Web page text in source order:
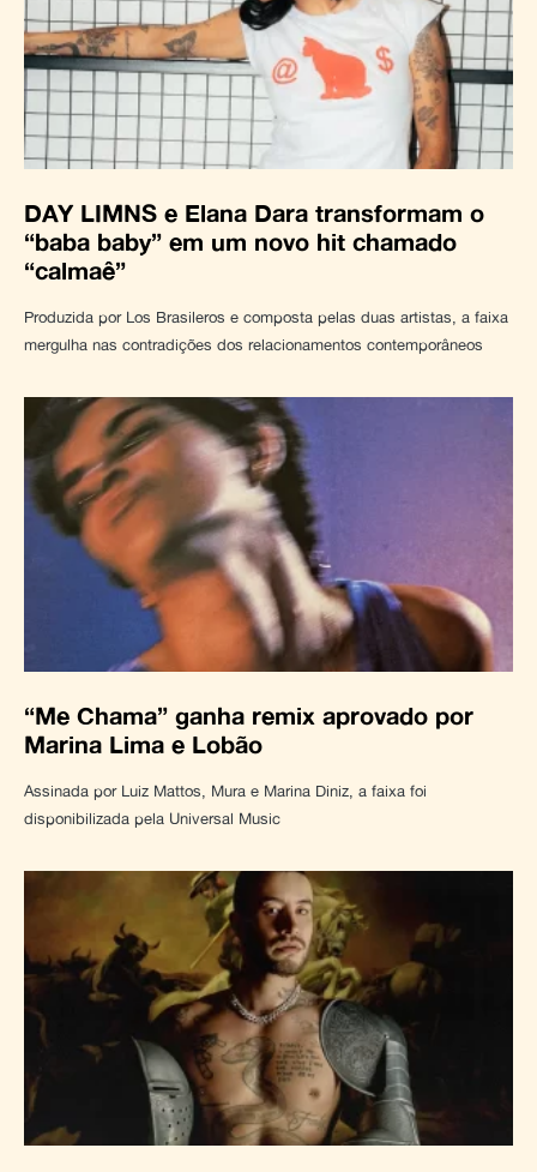
DAY LIMNS e Elana Dara transformam o
“baba baby” em um novo hit chamado
“calmaê”
Produzida por Los Brasileros e composta pelas duas artistas, a faixa
mergulha nas contradições dos relacionamentos contemporâneos
“Me Chama” ganha remix aprovado por
Marina Lima e Lobão
Assinada por Luiz Mattos, Mura e Marina Diniz, a faixa foi
disponibilizada pela Universal Music